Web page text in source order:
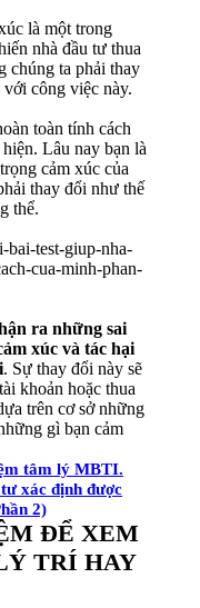
là một trong
nhà đầu tư thua
chúng ta phải thay
công việc này.
toàn tính cách
Lâu nay bạn là
cảm xúc của
thay đổi như thế
thể.
ra những sai
xúc và tác hại
. Sự thay đổi này sẽ
khoản hoặc thua
trên cơ sở những
gì bạn cảm
tâm lý MBTI.
xác định được
2)
ĐỂ XEM
TRÍ HAY